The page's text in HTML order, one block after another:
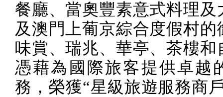
餐廳、當奧豐素意式料理及
及澳門上葡京綜合度假村的
味賞、瑞兆、華亭、茶樓和
憑藉為國際旅客提供卓越
務，榮獲“星級旅遊服務商